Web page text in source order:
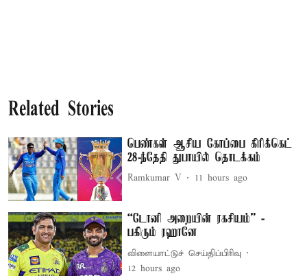
Related Stories
பெண்கள் ஆசிய கோப்பை கிரிக்கெட்
28-ந்தேதி துபாயில் தொடக்கம்
Ramkumar V 11 hours ago
“டோனி அறையின் ரகசியம்” -
பகிரும் ரஹானே
விளையாட்டுச் செய்திப்பிரிவு
12 hours ago